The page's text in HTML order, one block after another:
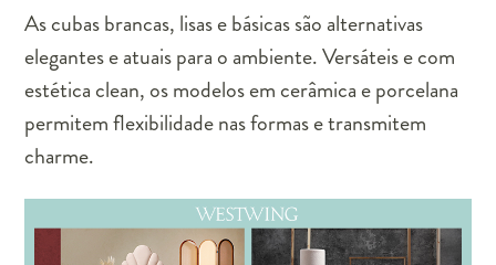
As cubas brancas, lisas e básicas são alternativas
elegantes e atuais para o ambiente. Versáteis e com
estética clean, os modelos em cerâmica e porcelana
permitem flexibilidade nas formas e transmitem
charme.